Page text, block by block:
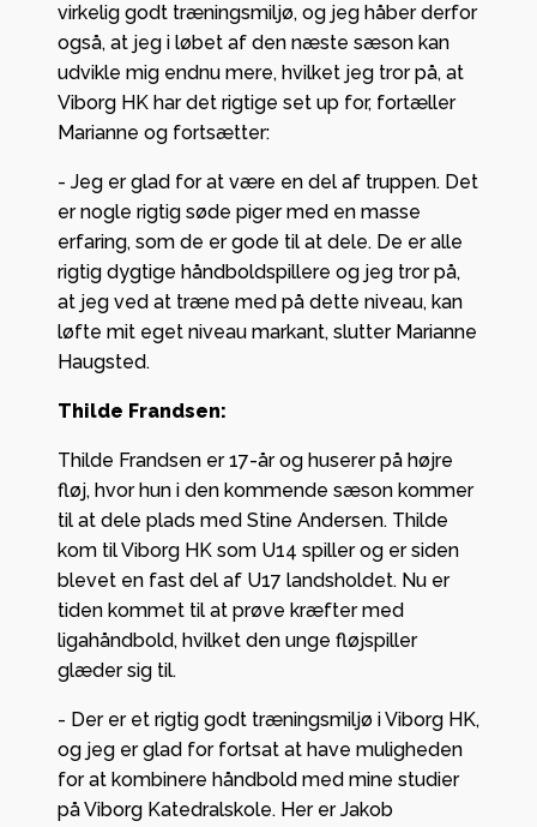
virkelig godt træningsmiljø, og jeg håber derfor
også, at jeg i løbet af den næste sæson kan
udvikle mig endnu mere, hvilket jeg tror på, at
Viborg HK har det rigtige set up for, fortæller
Marianne og fortsætter:
- Jeg er glad for at være en del af truppen. Det
er nogle rigtig søde piger med en masse
erfaring, som de er gode til at dele. De er alle
rigtig dygtige håndboldspillere og jeg tror på,
at jeg ved at træne med på dette niveau, kan
løfte mit eget niveau markant, slutter Marianne
Haugsted.
Thilde Frandsen:
Thilde Frandsen er 17-år og huserer på højre
fløj, hvor hun i den kommende sæson kommer
til at dele plads med Stine Andersen. Thilde
kom til Viborg HK som U14 spiller og er siden
blevet en fast del af U17 landsholdet. Nu er
tiden kommet til at prøve kræfter med
ligahåndbold, hvilket den unge fløjspiller
glæder sig til.
- Der er et rigtig godt træningsmiljø i Viborg HK,
og jeg er glad for fortsat at have muligheden
for at kombinere håndbold med mine studier
på Viborg Katedralskole. Her er Jakob